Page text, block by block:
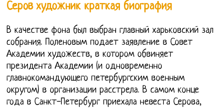
Серов художник краткая биография
В качестве фона был выбран главный харьковский зал
собрания. Поленовым подает заявление в Совет
Академии художеств, в котором обвиняет
президента Академии (и одновременно
главнокомандующего петербургским военным
округом) в организации расстрела. В самом конце
года в Санкт-Петербург приехала невеста Серова,